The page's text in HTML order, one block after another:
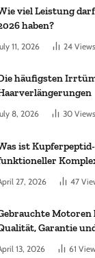
viel Leistung
haben?
11, 2026 24 Views
häufigsten
8, 2026 30 Views
ist
Molekül + Metall“
27, 2026 47
Motoren
Garantie
13, 2026 61